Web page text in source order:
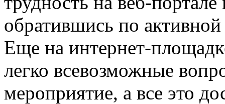
обратившись по
Еще на интернет-
легко всевозможные
мероприятие, а все это